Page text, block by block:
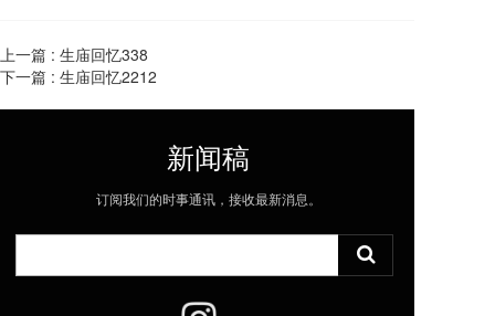
上一篇 : 生庙回忆338
下一篇 : 生庙回忆2212
新闻稿
订阅我们的时事通讯，接收最新消息。